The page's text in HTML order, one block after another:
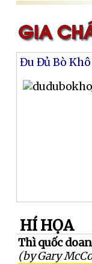
Đu Đủ Bò Khô
HÍ HỌA
Thì quốc
(by Gary